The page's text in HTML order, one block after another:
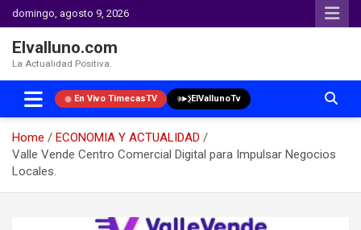
domingo, agosto 9, 2026
Elvalluno.com
La Actualidad Positiva.
En Vivo TimecasTV ElVallunoTv
Home
ECONOMIA Y ACTUALIDAD
Valle Vende Centro Comercial Digital para Impulsar Negocios
Locales.